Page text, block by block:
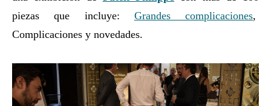
piezas que incluye: Grandes complicaciones,
Complicaciones y novedades.